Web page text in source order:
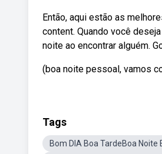
Então, aqui estão as
content. Quando você
noite ao encontrar alguém.
(boa noite pessoal, vamos
Tags
Bom DIA Boa TardeBoa Noite